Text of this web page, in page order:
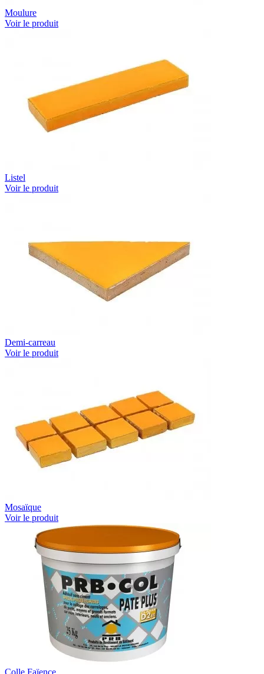
Moulure
Voir le produit
Listel
Voir le produit
Demi-carreau
Voir le produit
Mosaïque
Voir le produit